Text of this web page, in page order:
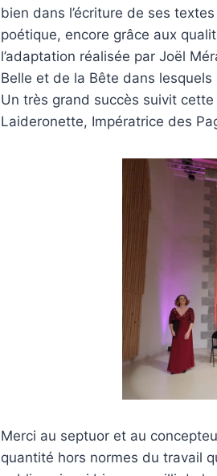
bien dans l’écriture de ses
poétique, encore grâce aux
l’adaptation réalisée par Joël
Belle et de la Bête dans
Un très grand succès suivit
Laideronette, Impératrice des
Merci au septuor et au
quantité hors normes du travail